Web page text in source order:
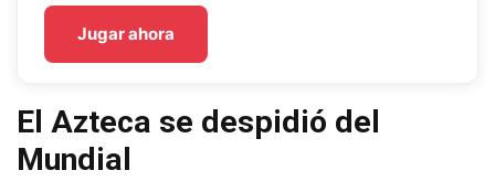
Jugar ahora
El Azteca se despidió del
Mundial